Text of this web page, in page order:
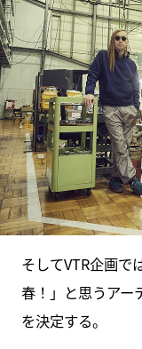
そしてVTR企画で
春！」と思うアー
を決定する。